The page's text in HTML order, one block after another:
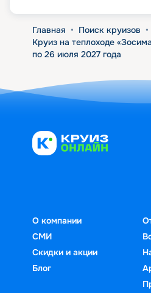
Главная • Поиск круизов •
Круиз на теплоходе
по 26 июля 2027 года
О компании
СМИ
Скидки и акции
Блог